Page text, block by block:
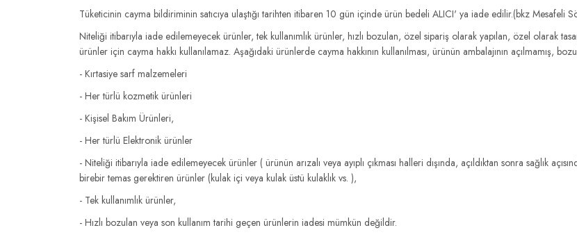
Tüketicinin cayma bildiriminin satıcıya ulaştığı tarihten itibaren 10 gün içinde ürün bedeli ALICI' ya iade edilir.(bkz Mesafeli
Niteliği itibarıyla iade edilemeyecek ürünler, tek kullanımlık ürünler, hızlı bozulan, özel sipariş olarak yapılan, özel olarak
ürünler için cayma hakkı kullanılamaz. Aşağıdaki ürünlerde cayma hakkının kullanılması, ürünün ambalajının açılmamış,
- Kırtasiye sarf malzemeleri
- Her türlü kozmetik ürünleri
- Kişisel Bakım Ürünleri,
- Her türlü Elektronik ürünler
- Niteliği itibarıyla iade edilemeyecek ürünler ( ürünün arızalı veya ayıplı çıkması halleri dışında, açıldıktan sonra sağlık
birebir temas gerektiren ürünler (kulak içi veya kulak üstü kulaklık vs. ),
- Tek kullanımlık ürünler,
- Hızlı bozulan veya son kullanım tarihi geçen ürünlerin iadesi mümkün değildir.